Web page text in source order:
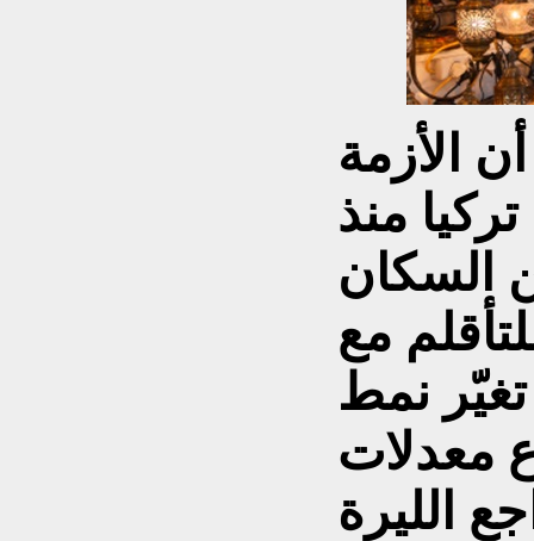
الأزمة
منذ
السكان
مع
نمط
معدلات
الليرة